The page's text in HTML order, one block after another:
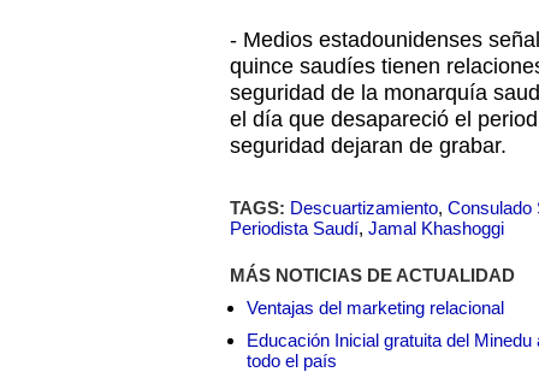
- Medios estadounidenses
quince saudíes tienen
seguridad de la monarquía
el día que desapareció el
seguridad dejaran de grabar.
TAGS: Descuartizamiento, Consulado
Periodista Saudí, Jamal Khashoggi
MÁS NOTICIAS DE ACTUALIDAD
Ventajas del marketing relacional
Educación Inicial gratuita del
todo el país